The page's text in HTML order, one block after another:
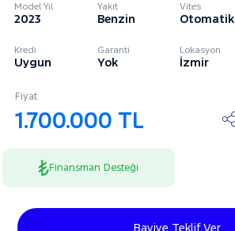
Model Yıl
2023
Yakıt
Benzin
Vites
Otomatik
Kredi
Uygun
Garanti
Yok
Lokasyon
İzmir
Fiyat
1.700.000 TL
Finansman Desteği
Bayiye Teklif Ver